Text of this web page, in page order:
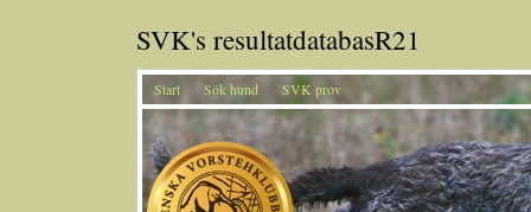
SVK's resultatdatabasR21
Start Sök hund SVK prov